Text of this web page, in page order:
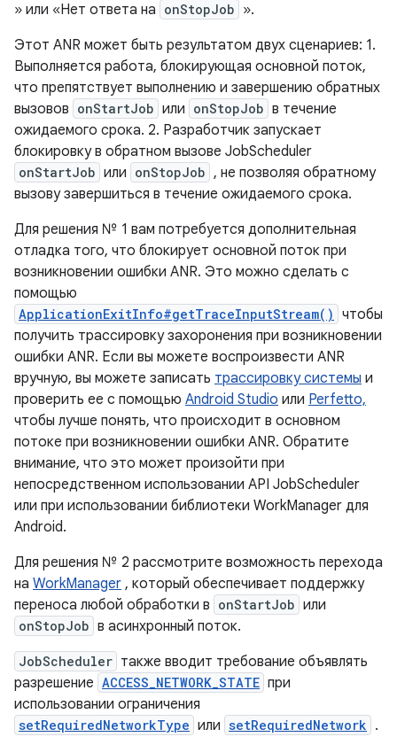
» или «Нет ответа на onStopJob ».
Этот ANR может быть результатом двух сценариев: 1.
Выполняется работа, блокирующая основной поток,
что препятствует выполнению и завершению обратных
вызовов onStartJob или onStopJob в течение
ожидаемого срока. 2. Разработчик запускает
блокировку в обратном вызове JobScheduler
onStartJob или onStopJob , не позволяя обратному
вызову завершиться в течение ожидаемого срока.
Для решения № 1 вам потребуется дополнительная
отладка того, что блокирует основной поток при
возникновении ошибки ANR. Это можно сделать с
помощью
ApplicationExitInfo#getTraceInputStream() чтобы
получить трассировку захоронения при возникновении
ошибки ANR. Если вы можете воспроизвести ANR
вручную, вы можете записать трассировку системы и
проверить ее с помощью Android Studio или Perfetto,
чтобы лучше понять, что происходит в основном
потоке при возникновении ошибки ANR. Обратите
внимание, что это может произойти при
непосредственном использовании API JobScheduler
или при использовании библиотеки WorkManager для
Android.
Для решения № 2 рассмотрите возможность перехода
на WorkManager , который обеспечивает поддержку
переноса любой обработки в onStartJob или
onStopJob в асинхронный поток.
JobScheduler также вводит требование объявлять
разрешение ACCESS_NETWORK_STATE при
использовании ограничения
setRequiredNetworkType или setRequiredNetwork .